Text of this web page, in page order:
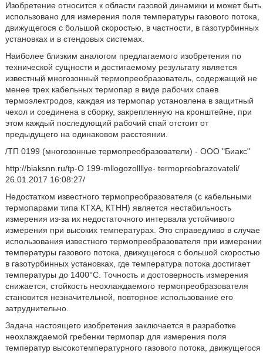
Изобретение относится к области газовой динамики и может быть
использовано для измерения поля температуры газового потока,
движущегося с большой скоростью, в частности, в газотурбинных
установках и в стендовых системах.
Наиболее близким аналогом предлагаемого изобретения по
технической сущности и достигаемому результату является
известный многозонный термопреобразователь, содержащий не
менее трех кабельных термопар в виде рабочих спаев
термоэлектродов, каждая из термопар установлена в защитный
чехол и соединена в сборку, закрепленную на кронштейне, при
этом каждый последующий рабочий спай отстоит от
предыдущего на одинаковом расстоянии.
/ТП 0199 (многозонные термопреобразователи) - ООО "Биакс"
http://biaksnn.ru/tp-O 199-mllogozollllye- termopreobrazovateli/
26.01.2017 16:08:27/
Недостатком известного термопреобразователя (с кабельными
термопарами типа КТХА, КТНН) является нестабильность
измерения из-за их недостаточного интервала устойчивого
измерения при высоких температурах. Это справедливо в случае
использования известного термопреобразователя при измерении
температуры газового потока, движущегося с большой скоростью
в газотурбинных установках, где температура потока достигает
температуры до 1400°С. Точность и достоверность измерения
снижается, стойкость неохлаждаемого термопреобразователя
становится незначительной, повторное использование его
затруднительно.
Задача настоящего изобретения заключается в разработке
неохлаждаемой гребенки термопар для измерения поля
температур высокотемпературного газового потока, движущегося